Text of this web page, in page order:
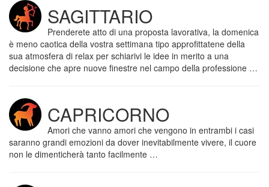
SAGITTARIO
Prenderete atto di una proposta lavorativa, la domenica
è meno caotica della vostra settimana tipo approfittatene della
sua atmosfera di relax per schiarivi le idee in merito a una
decisione che apre nuove finestre nel campo della professione …
CAPRICORNO
Amori che vanno amori che vengono in entrambi i casi
saranno grandi emozioni da dover inevitabilmente vivere, il cuore
non le dimenticherà tanto facilmente …